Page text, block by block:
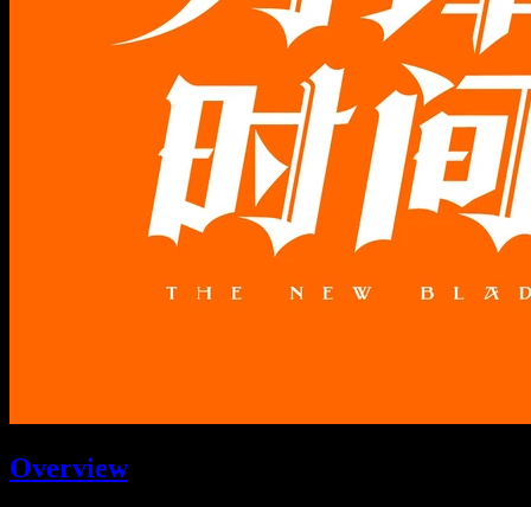
Overview